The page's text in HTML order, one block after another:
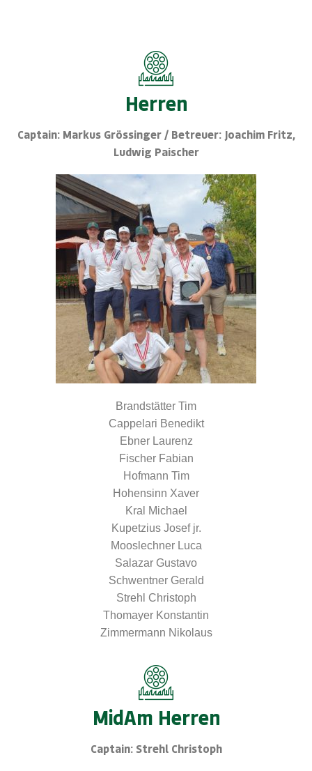
Herren
Captain: Markus Grössinger / Betreuer: Joachim Fritz,
Ludwig Paischer
Brandstätter Tim
Cappelari Benedikt
Ebner Laurenz
Fischer Fabian
Hofmann Tim
Hohensinn Xaver
Kral Michael
Kupetzius Josef jr.
Mooslechner Luca
Salazar Gustavo
Schwentner Gerald
Strehl Christoph
Thomayer Konstantin
Zimmermann Nikolaus
MidAm Herren
Captain: Strehl Christoph